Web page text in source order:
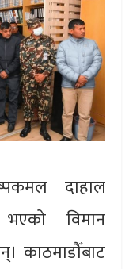
दाहाल
विमान
काठमाडौँबाट